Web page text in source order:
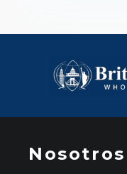
Nosotros